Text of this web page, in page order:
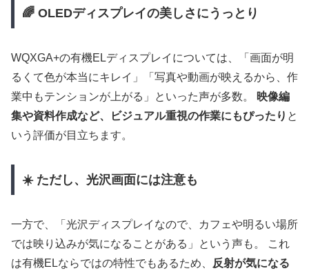
🌈 OLEDディスプレイの美しさにうっとり
WQXGA+の有機ELディスプレイについては、「画面が明
るくて色が本当にキレイ」「写真や動画が映えるから、作
業中もテンションが上がる」といった声が多数。
映像編
集や資料作成など、ビジュアル重視の作業にもぴったり と
いう評価が目立ちます。
☀️ ただし、光沢画面には注意も
一方で、「光沢ディスプレイなので、カフェや明るい場所
では映り込みが気になることがある」という声も。 これ
は有機ELならではの特性でもあるため、
反射が気になる